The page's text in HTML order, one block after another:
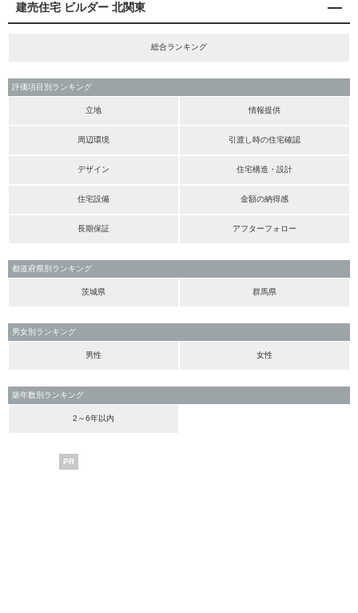
建売住宅 ビルダー 北関東
総合ランキング
評価項目別ランキング
立地 情報提供
周辺環境 引渡し時の住宅確認
デザイン 住宅構造・設計
住宅設備 金額の納得感
長期保証 アフターフォロー
都道府県別ランキング
茨城県 群馬県
男女別ランキング
男性 女性
築年数別ランキング
2～6年以内
PR